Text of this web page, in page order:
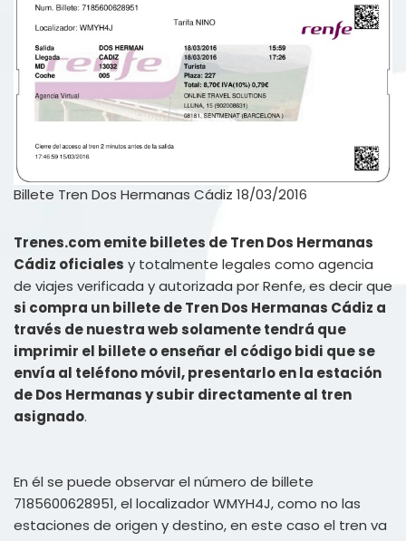
Billete Tren Dos Hermanas Cádiz 18/03/2016
Trenes.com emite billetes de Tren Dos Hermanas
Cádiz oficiales y totalmente legales como agencia
de viajes verificada y autorizada por Renfe, es decir que
si compra un billete de Tren Dos Hermanas Cádiz a
través de nuestra web solamente tendrá que
imprimir el billete o enseñar el código bidi que se
envía al teléfono móvil, presentarlo en la estación
de Dos Hermanas y subir directamente al tren
asignado.
En él se puede observar el número de billete
7185600628951, el localizador WMYH4J, como no las
estaciones de origen y destino, en este caso el tren va